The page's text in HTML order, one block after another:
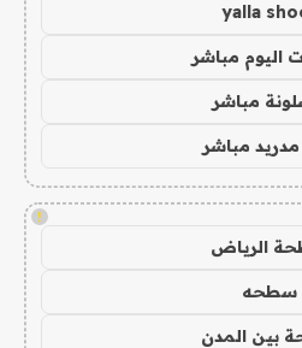
yalla
اليوم مباشر
مباشر
مدريد مباشر
!
الرياض
سطحه
بين المدن